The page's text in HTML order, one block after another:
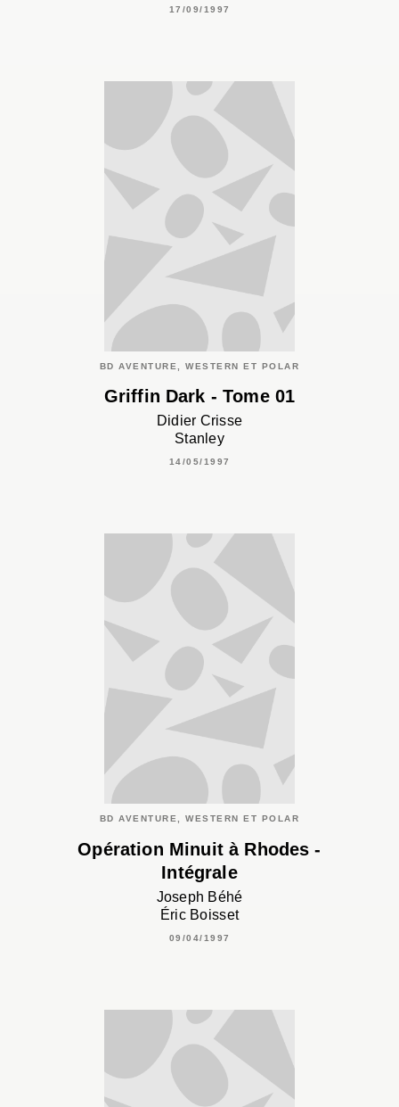
17/09/1997
BD AVENTURE, WESTERN ET POLAR
Griffin Dark - Tome 01
Didier Crisse
Stanley
14/05/1997
BD AVENTURE, WESTERN ET POLAR
Opération Minuit à Rhodes -
Intégrale
Joseph Béhé
Éric Boisset
09/04/1997